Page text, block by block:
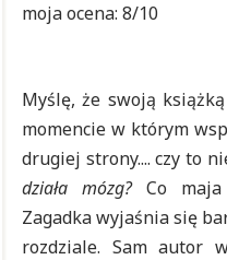
moja ocena: 8/10
Myślę, że swoją
momencie w którym
drugiej strony.... czy to
działa mózg?Co maja
Zagadka wyjaśnia się
rozdziale. Sam autor